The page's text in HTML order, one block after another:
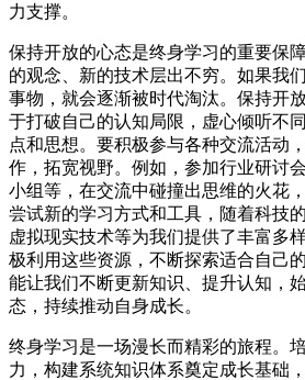
力支撑。
保持开放的心态是终身学习的重要保
的观念、新的技术层出不穷。如果我
事物，就会逐渐被时代淘汰。保持开
于打破自己的认知局限，虚心倾听不
点和思想。要积极参与各种交流活动
作，拓宽视野。例如，参加行业研讨
小组等，在交流中碰撞出思维的火花
尝试新的学习方式和工具，随着科技
虚拟现实技术等为我们提供了丰富多
极利用这些资源，不断探索适合自己
能让我们不断更新知识、提升认知，
态，持续推动自身成长。
终身学习是一场漫长而精彩的旅程。
力，构建系统知识体系奠定成长基础